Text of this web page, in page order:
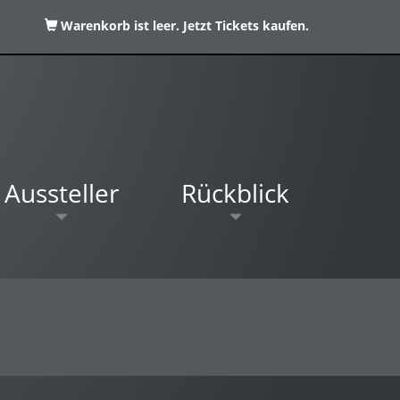
Warenkorb ist leer. Jetzt Tickets kaufen.
Aussteller Rückblick